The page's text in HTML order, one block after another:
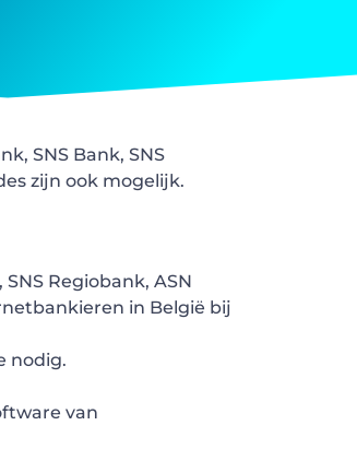
SNS Bank, SNS
zijn ook mogelijk.
Regiobank, ASN
in België bij
nodig.
van